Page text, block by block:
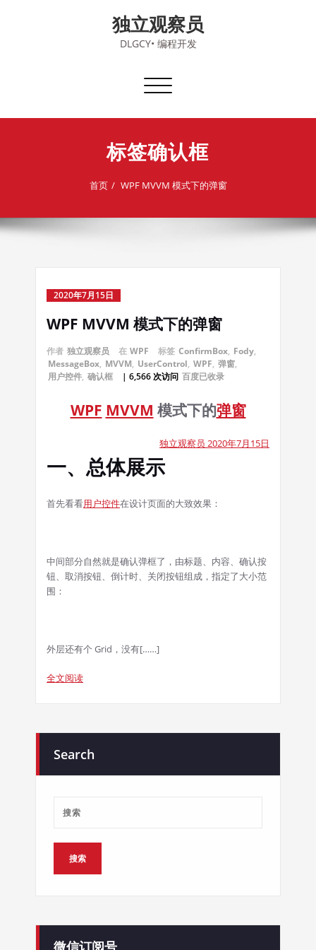
独立观察员
DLGCY• 编程开发
切
导
标签确认框
首页 WPF MVVM 模式下的弹窗
2020年7月15日
WPF MVVM 模式下的弹窗
作者 独立观察员 在 WPF 标签 ConfirmBox, Fody,
MessageBox, MVVM, UserControl, WPF, 弹窗,
用户控件, 确认框 | 6,566 次访问 百度已收录
WPF MVVM 模式下的弹窗
独立观察员 2020年7月15日
一、总体展示
首先看看用户控件在设计页面的大致效果：
中间部分自然就是确认弹框了，由标题、内容、确认按
钮、取消按钮、倒计时、关闭按钮组成，指定了大小范
围：
外层还有个 Grid，没有[……]
全文阅读
Search
微信订阅号